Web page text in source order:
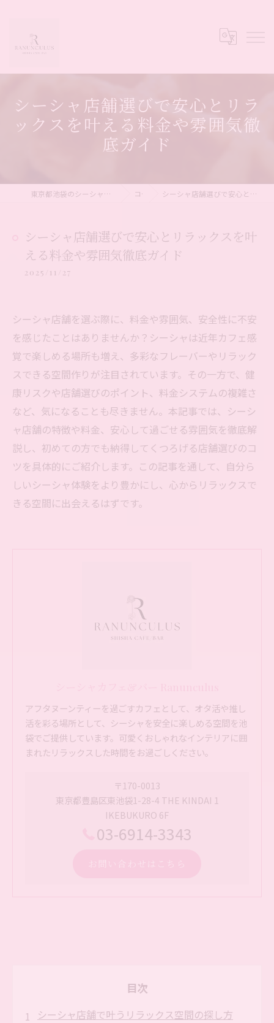
シーシャ店舗選びで安心とリラ
ックスを叶える料金や雰囲気徹
底ガイド
東京都池袋のシーシャならシーシャカフェ&バー Ranunculus コラム シーシャ店舗選びで安心とリラックスを叶える料金や雰囲気徹底ガイド
シーシャ店舗選びで安心とリラックスを叶
える料金や雰囲気徹底ガイド
2025/11/27
シーシャ店舗を選ぶ際に、料金や雰囲気、安全性に不安
を感じたことはありませんか？シーシャは近年カフェ感
覚で楽しめる場所も増え、多彩なフレーバーやリラック
スできる空間作りが注目されています。その一方で、健
康リスクや店舗選びのポイント、料金システムの複雑さ
など、気になることも尽きません。本記事では、シーシ
ャ店舗の特徴や料金、安心して過ごせる雰囲気を徹底解
説し、初めての方でも納得してくつろげる店舗選びのコ
ツを具体的にご紹介します。この記事を通して、自分ら
しいシーシャ体験をより豊かにし、心からリラックスで
きる空間に出会えるはずです。
アフタヌーンティーを過ごすカフェとして、オタ活や推し
活を彩る場所として、シーシャを安全に楽しめる空間を池
袋でご提供しています。可愛くおしゃれなインテリアに囲
まれたリラックスした時間をお過ごしください。
〒170-0013
東京都豊島区東池袋1-28-4 THE KINDAI 1
IKEBUKURO 6F
03-6914-3343
お問い合わせはこちら
目次
シーシャ店舗で叶うリラックス空間の探し方